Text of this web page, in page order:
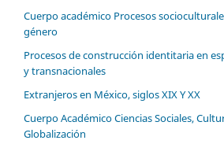
Cuerpo académico Procesos
género
Procesos de construcción identitaria en
y transnacionales
Extranjeros en México, siglos XIX Y XX
Cuerpo Académico Ciencias Sociales,
Globalización